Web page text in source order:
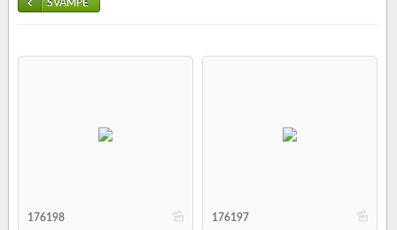
SVAMPE
b
176198 b
176197